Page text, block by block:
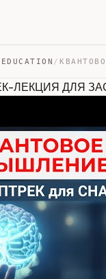
/
ЛЕКЦИЯ ДЛЯ